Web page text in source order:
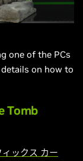
one of the PCs
on how to
Tomb
ックス カー